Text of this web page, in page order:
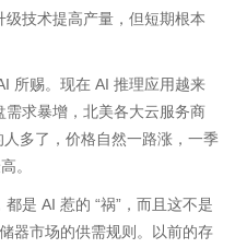
技术提高产量，但短期根本
所赐。现在 AI 推理应用越来
求暴增，北美各大云服务商
多了，价格自然一路涨，一季
。
是 AI 惹的 “祸”，而且这不是
器市场的供需规则。以前的存